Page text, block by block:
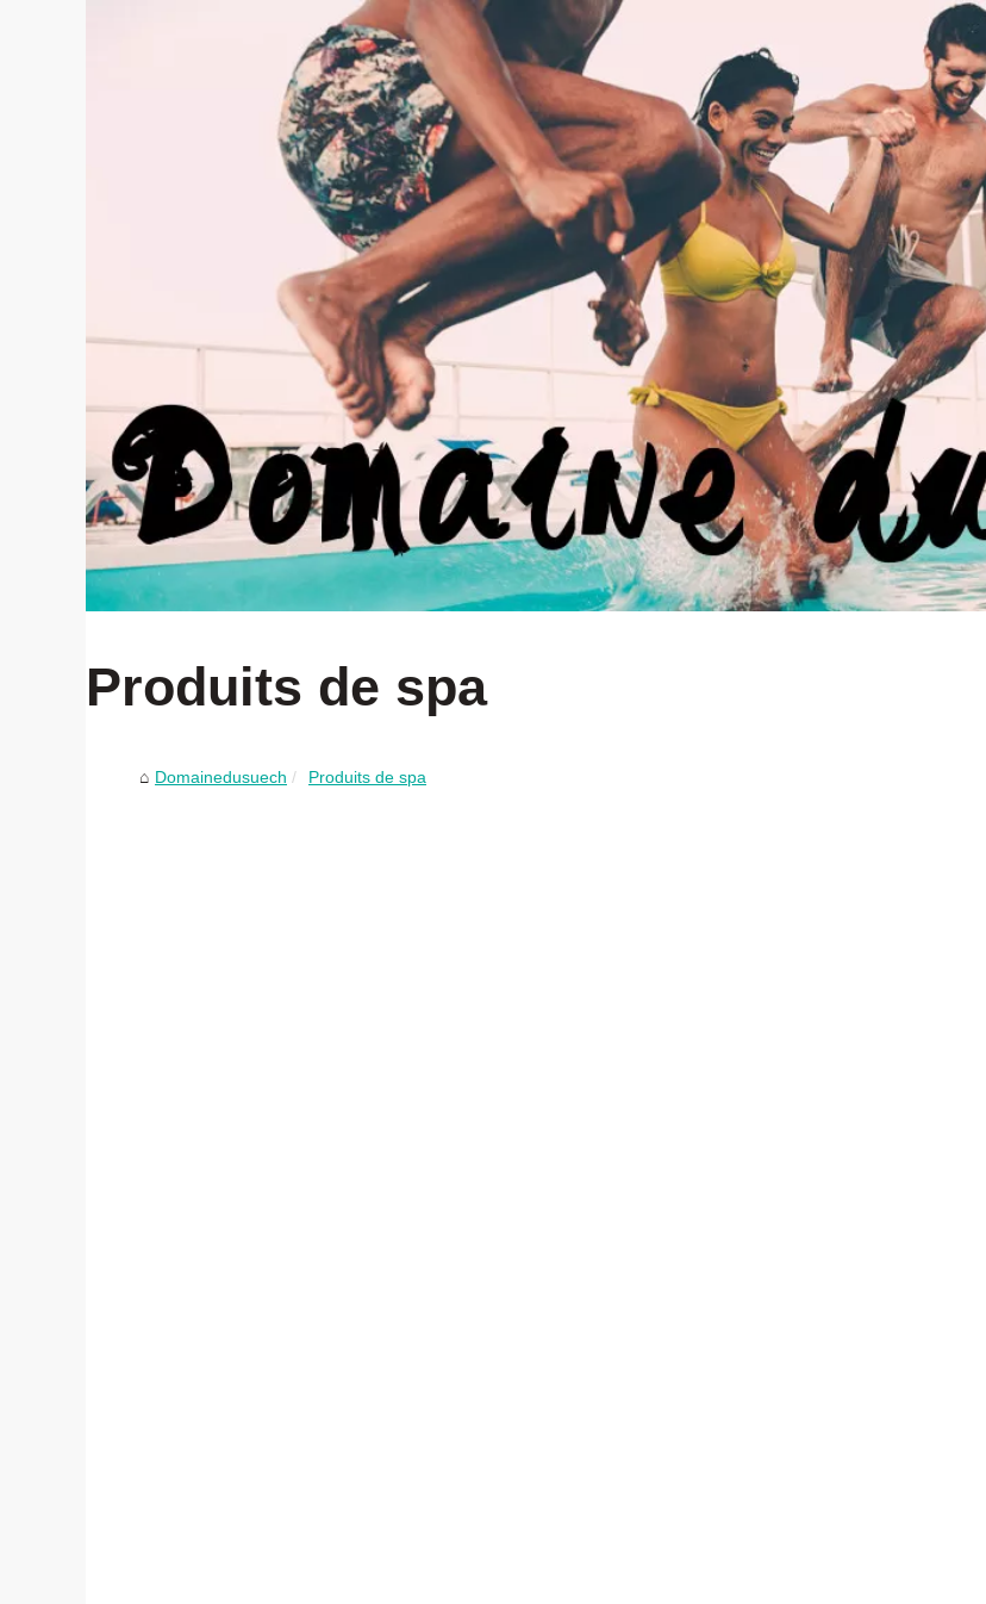
Produits de spa
Domainedusuech Produits de spa